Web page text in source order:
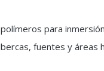
para
fuentes y áreas